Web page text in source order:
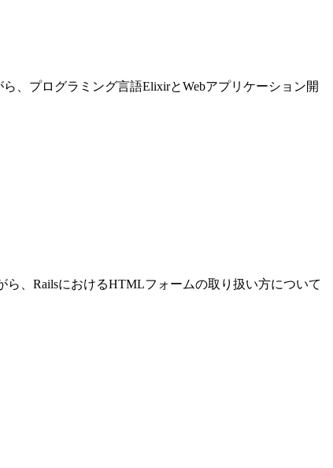
、プログラミング言語ElixirとWebアプリケーション開
ら、RailsにおけるHTMLフォームの取り扱い方について